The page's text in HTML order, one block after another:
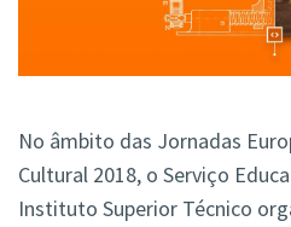
No âmbito das Jornadas
Cultural 2018, o Serviço
Instituto Superior Técnico